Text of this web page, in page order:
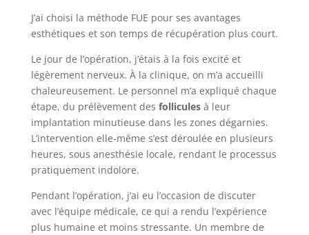
J’ai choisi la méthode FUE pour ses avantages
esthétiques et son temps de récupération plus court.
Le jour de l’opération, j’étais à la fois excité et
légèrement nerveux. À la clinique, on m’a accueilli
chaleureusement. Le personnel m’a expliqué chaque
étape, du prélèvement des follicules à leur
implantation minutieuse dans les zones dégarnies.
L’intervention elle-même s’est déroulée en plusieurs
heures, sous anesthésie locale, rendant le processus
pratiquement indolore.
Pendant l’opération, j’ai eu l’occasion de discuter
avec l’équipe médicale, ce qui a rendu l’expérience
plus humaine et moins stressante. Un membre de